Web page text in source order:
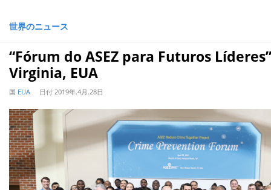
世界のニュース
“Fórum do ASEZ para Futuros
Virginia, EUA
国 EUA 日付 2019年.4月.28日